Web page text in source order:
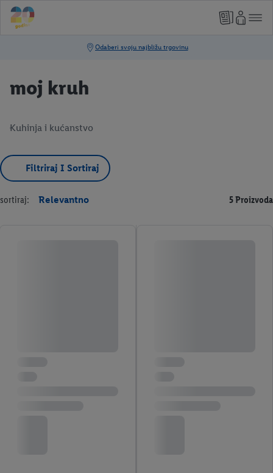
moj kruh
Kuhinja i kućanstvo
Filtriraj I Sortiraj
sortiraj: Relevantno 5 Proizvoda